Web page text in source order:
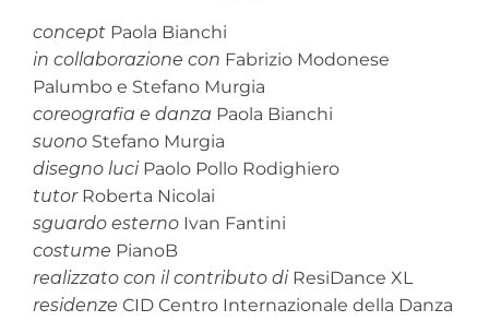
concept Paola Bianchi
in collaborazione con Fabrizio Modonese
Palumbo e Stefano Murgia
coreografia e danza Paola Bianchi
suono Stefano Murgia
disegno luciPaolo Pollo Rodighiero
tutorRoberta Nicolai
sguardo esterno Ivan Fantini
costume PianoB
realizzato con il contributo di ResiDance XL
residenze CID Centro Internazionale della Danza